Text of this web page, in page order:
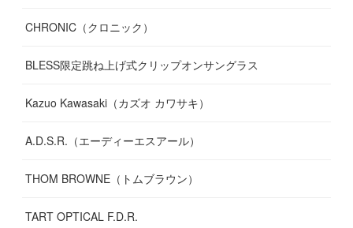
CHRONIC（クロニック）
BLESS限定跳ね上げ式クリップオンサングラス
Kazuo Kawasaki（カズオ カワサキ）
A.D.S.R.（エーディーエスアール）
THOM BROWNE（トムブラウン）
TART OPTICAL F.D.R.